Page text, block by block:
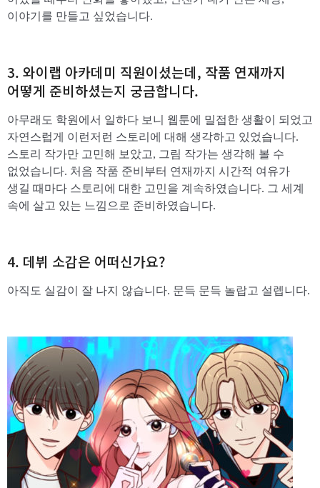
이야기를 만들고 싶었습니다.
3. 와이랩 아카데미 직원이셨는데, 작품 연재까지
어떻게 준비하셨는지 궁금합니다.
아무래도 학원에서 일하다 보니 웹툰에 밀접한 생활이 되었고
자연스럽게 이런저런 스토리에 대해 생각하고 있었습니다.
스토리 작가만 고민해 보았고, 그림 작가는 생각해 볼 수
없었습니다. 처음 작품 준비부터 연재까지 시간적 여유가
생길 때마다 스토리에 대한 고민을 계속하였습니다. 그 세계
속에 살고 있는 느낌으로 준비하였습니다.
4. 데뷔 소감은 어떠신가요?
아직도 실감이 잘 나지 않습니다. 문득 문득 놀랍고 설렙니다.